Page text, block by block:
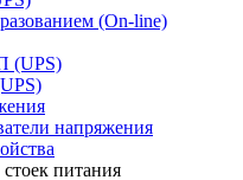
(On-line)
(UPS)
напряжения